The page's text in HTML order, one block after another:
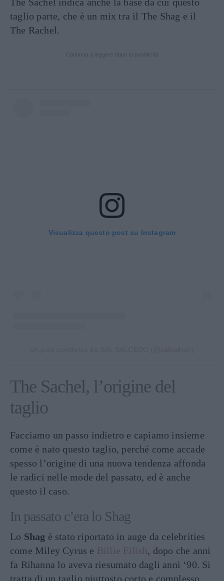
taglio parte, che è un mix tra il The Shag e il
The Rachel.
Visualizza questo post su Instagram
The Sachel, l’origine del
taglio
Facciamo un passo indietro e capiamo insieme
come è nato questo taglio, perché come accade
spesso l’origine di una nuova tendenza affonda
le radici nelle mode del passato, ed è anche
questo il caso.
In passato c’era lo Shag
Lo Shag è stato riportato in auge da celebrities
come Miley Cyrus e Billie Eilish, dopo che anni
fa Rihanna lo aveva riesumato dagli anni ‘90. Si
tratta di un taglio piuttosto corto e complesso,